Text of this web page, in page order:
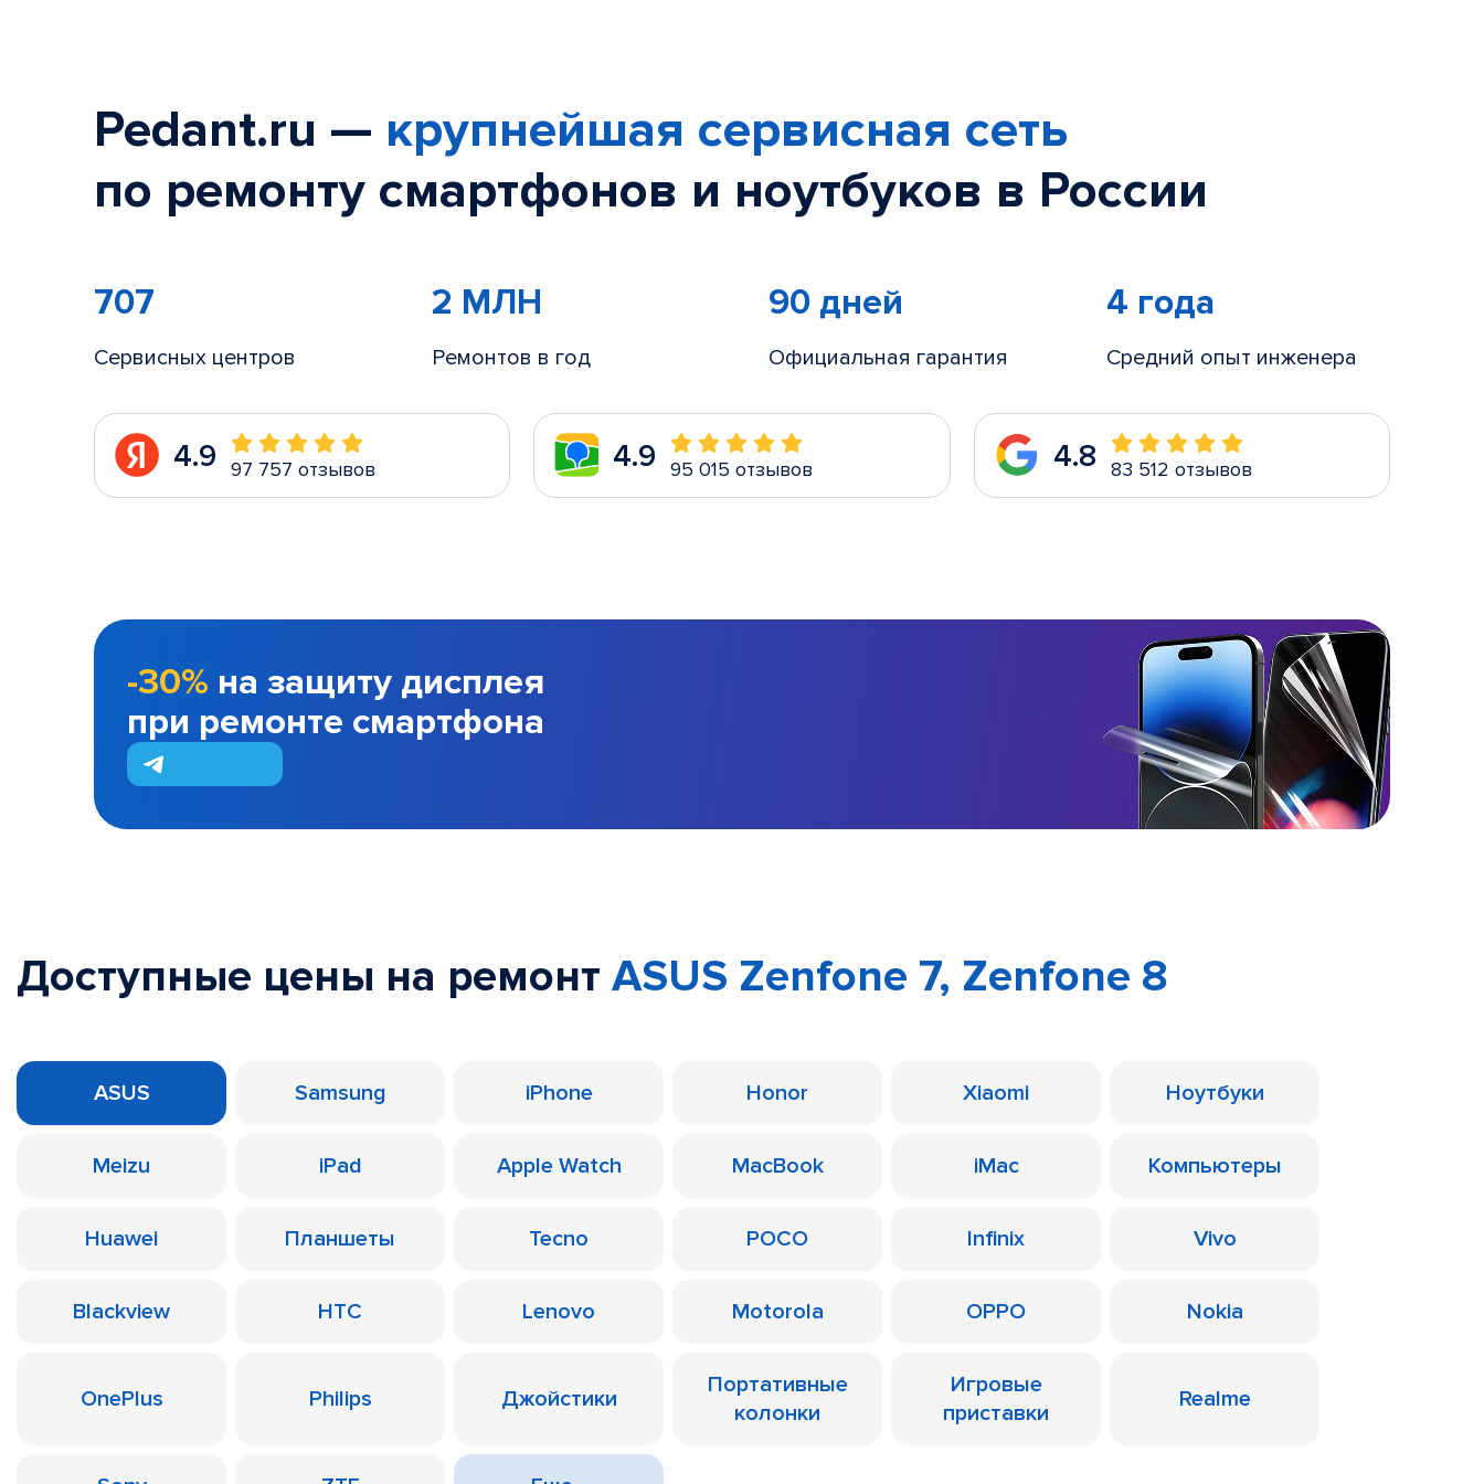
Pedant.ru — крупнейшая сервисная сеть
по ремонту смартфонов и ноутбуков в России
707
Сервисных центров
2 МЛН
Ремонтов в год
90 дней
Официальная гарантия
4 года
Средний опыт инженера
4.9 97 757 отзывов 4.9 95 015 отзывов 4.8 83 512 отзывов
-30% на защиту дисплея
при ремонте смартфона
Доступные цены на ремонт ASUS Zenfone 7, Zenfone 8
ASUS Samsung iPhone Honor Xiaomi Ноутбуки
Meizu iPad Apple Watch MacBook iMac Компьютеры
Huawei Планшеты Tecno POCO Infinix Vivo
Blackview HTC Lenovo Motorola OPPO Nokia
OnePlus Philips Джойстики
Портативные
колонки
Игровые
приставки
Realme